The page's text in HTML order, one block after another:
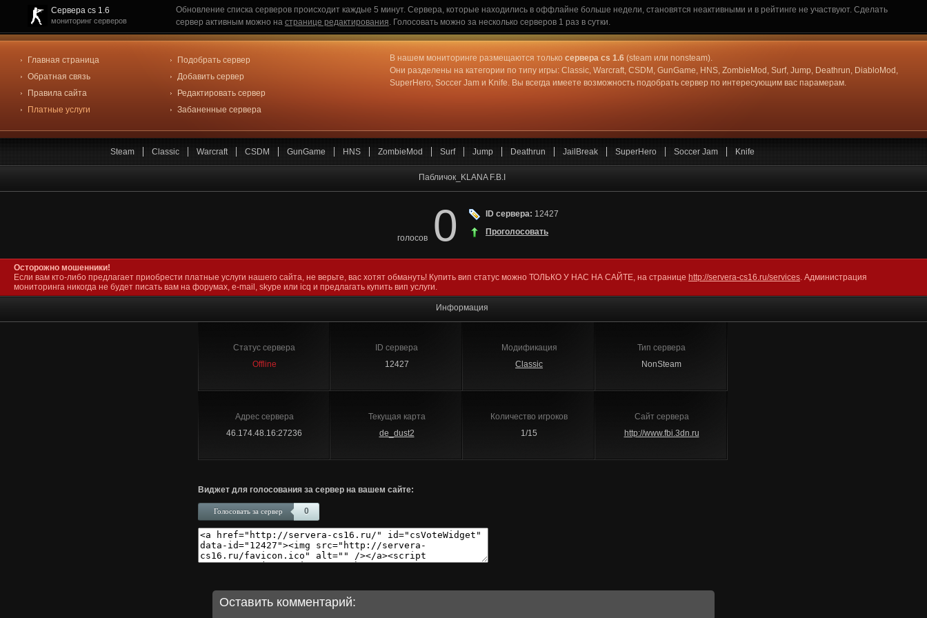
Сервера cs 1.6
мониторинг серверов
Обновление списка серверов происходит каждые 5 минут. Сервера, которые находились в оффлайне больше недели, становятся неактивными и в рейтинге не участвуют. Сделать
сервер активным можно на странице редактирования. Голосовать можно за несколько серверов 1 раз в сутки.
Главная страница
Обратная связь
Правила сайта
Платные услуги
Подобрать сервер
Добавить сервер
Редактировать сервер
Забаненные сервера
В нашем мониторинге размещаются только сервера cs 1.6(steam или nonsteam).
Они разделены на категории по типу игры: Classic, Warcraft, CSDM, GunGame, HNS, ZombieMod, Surf, Jump, Deathrun, DiabloMod,
SuperHero, Soccer Jam и Knife. Вы всегда имеете возможность подобрать сервер по интересующим вас парамерам.
Steam Classic Warcraft CSDM GunGame HNS ZombieMod Surf Jump Deathrun JailBreak SuperHero Soccer Jam Knife
Пабличок_KLANA F.B.I
голосов 0 ID сервера: 12427
Проголосовать
Осторожно мошенники!
Если вам кто-либо предлагает приобрести платные услуги нашего сайта, не верьте, вас хотят обмануть! Купить вип статус можно ТОЛЬКО У НАС НА САЙТЕ, на странице http://servera-cs16.ru/services. Администрация
мониторинга никогда не будет писать вам на форумах, e-mail, skype или icq и предлагать купить вип услуги.
Информация
Статус сервера
Offline
ID сервера
12427
Модификация
Classic
Тип сервера
NonSteam
Адрес сервера
46.174.48.16:27236
Текущая карта
de_dust2
Количество игроков
1/15
Сайт сервера
http://www.fbi.3dn.ru
Виджет для голосования за сервер на вашем сайте:
0
Голосовать за сервер
Оставить комментарий: